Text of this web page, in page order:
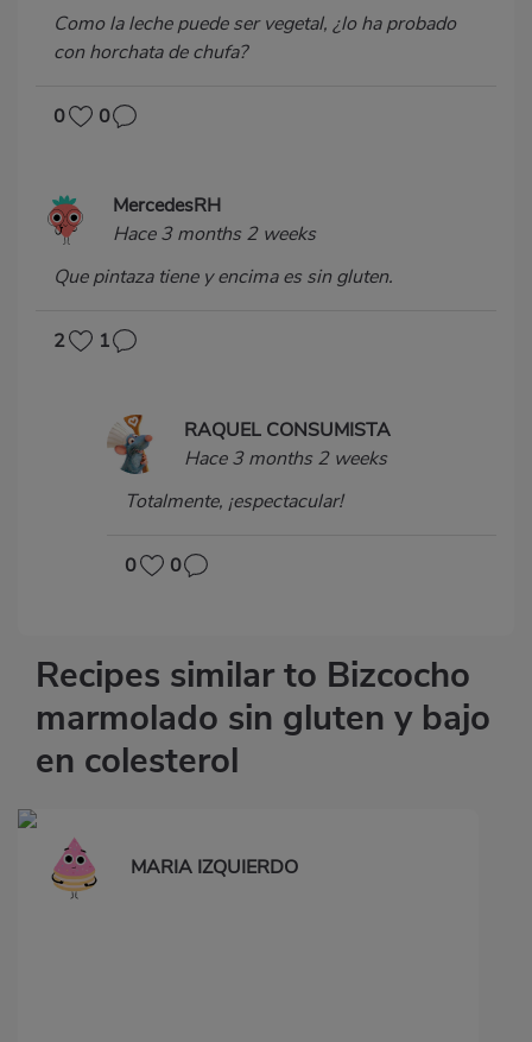
Como la leche puede ser vegetal, ¿lo ha probado
con horchata de chufa?
0 0
MercedesRH
Hace 3 months 2 weeks
Que pintaza tiene y encima es sin gluten.
2 1
RAQUEL CONSUMISTA
Hace 3 months 2 weeks
Totalmente, ¡espectacular!
0 0
Recipes similar to Bizcocho
marmolado sin gluten y bajo
en colesterol
MARIA IZQUIERDO